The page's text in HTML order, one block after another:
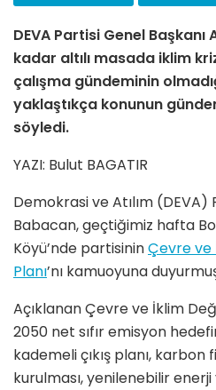
DEVA Partisi Genel
kadar altılı masada iklim
çalışma gündeminin
yaklaştıkça konunun
söyledi.
YAZI: Bulut BAGATIR
Demokrasi ve Atılım (DEVA)
Babacan, geçtiğimiz hafta
Köyü’nde partisininÇevre ve
Planı’nı kamuoyuna
Açıklanan Çevre ve İklim
2050 net sıfır emisyon
kademeli çıkış planı,
kurulması, yenilenebilir enerji